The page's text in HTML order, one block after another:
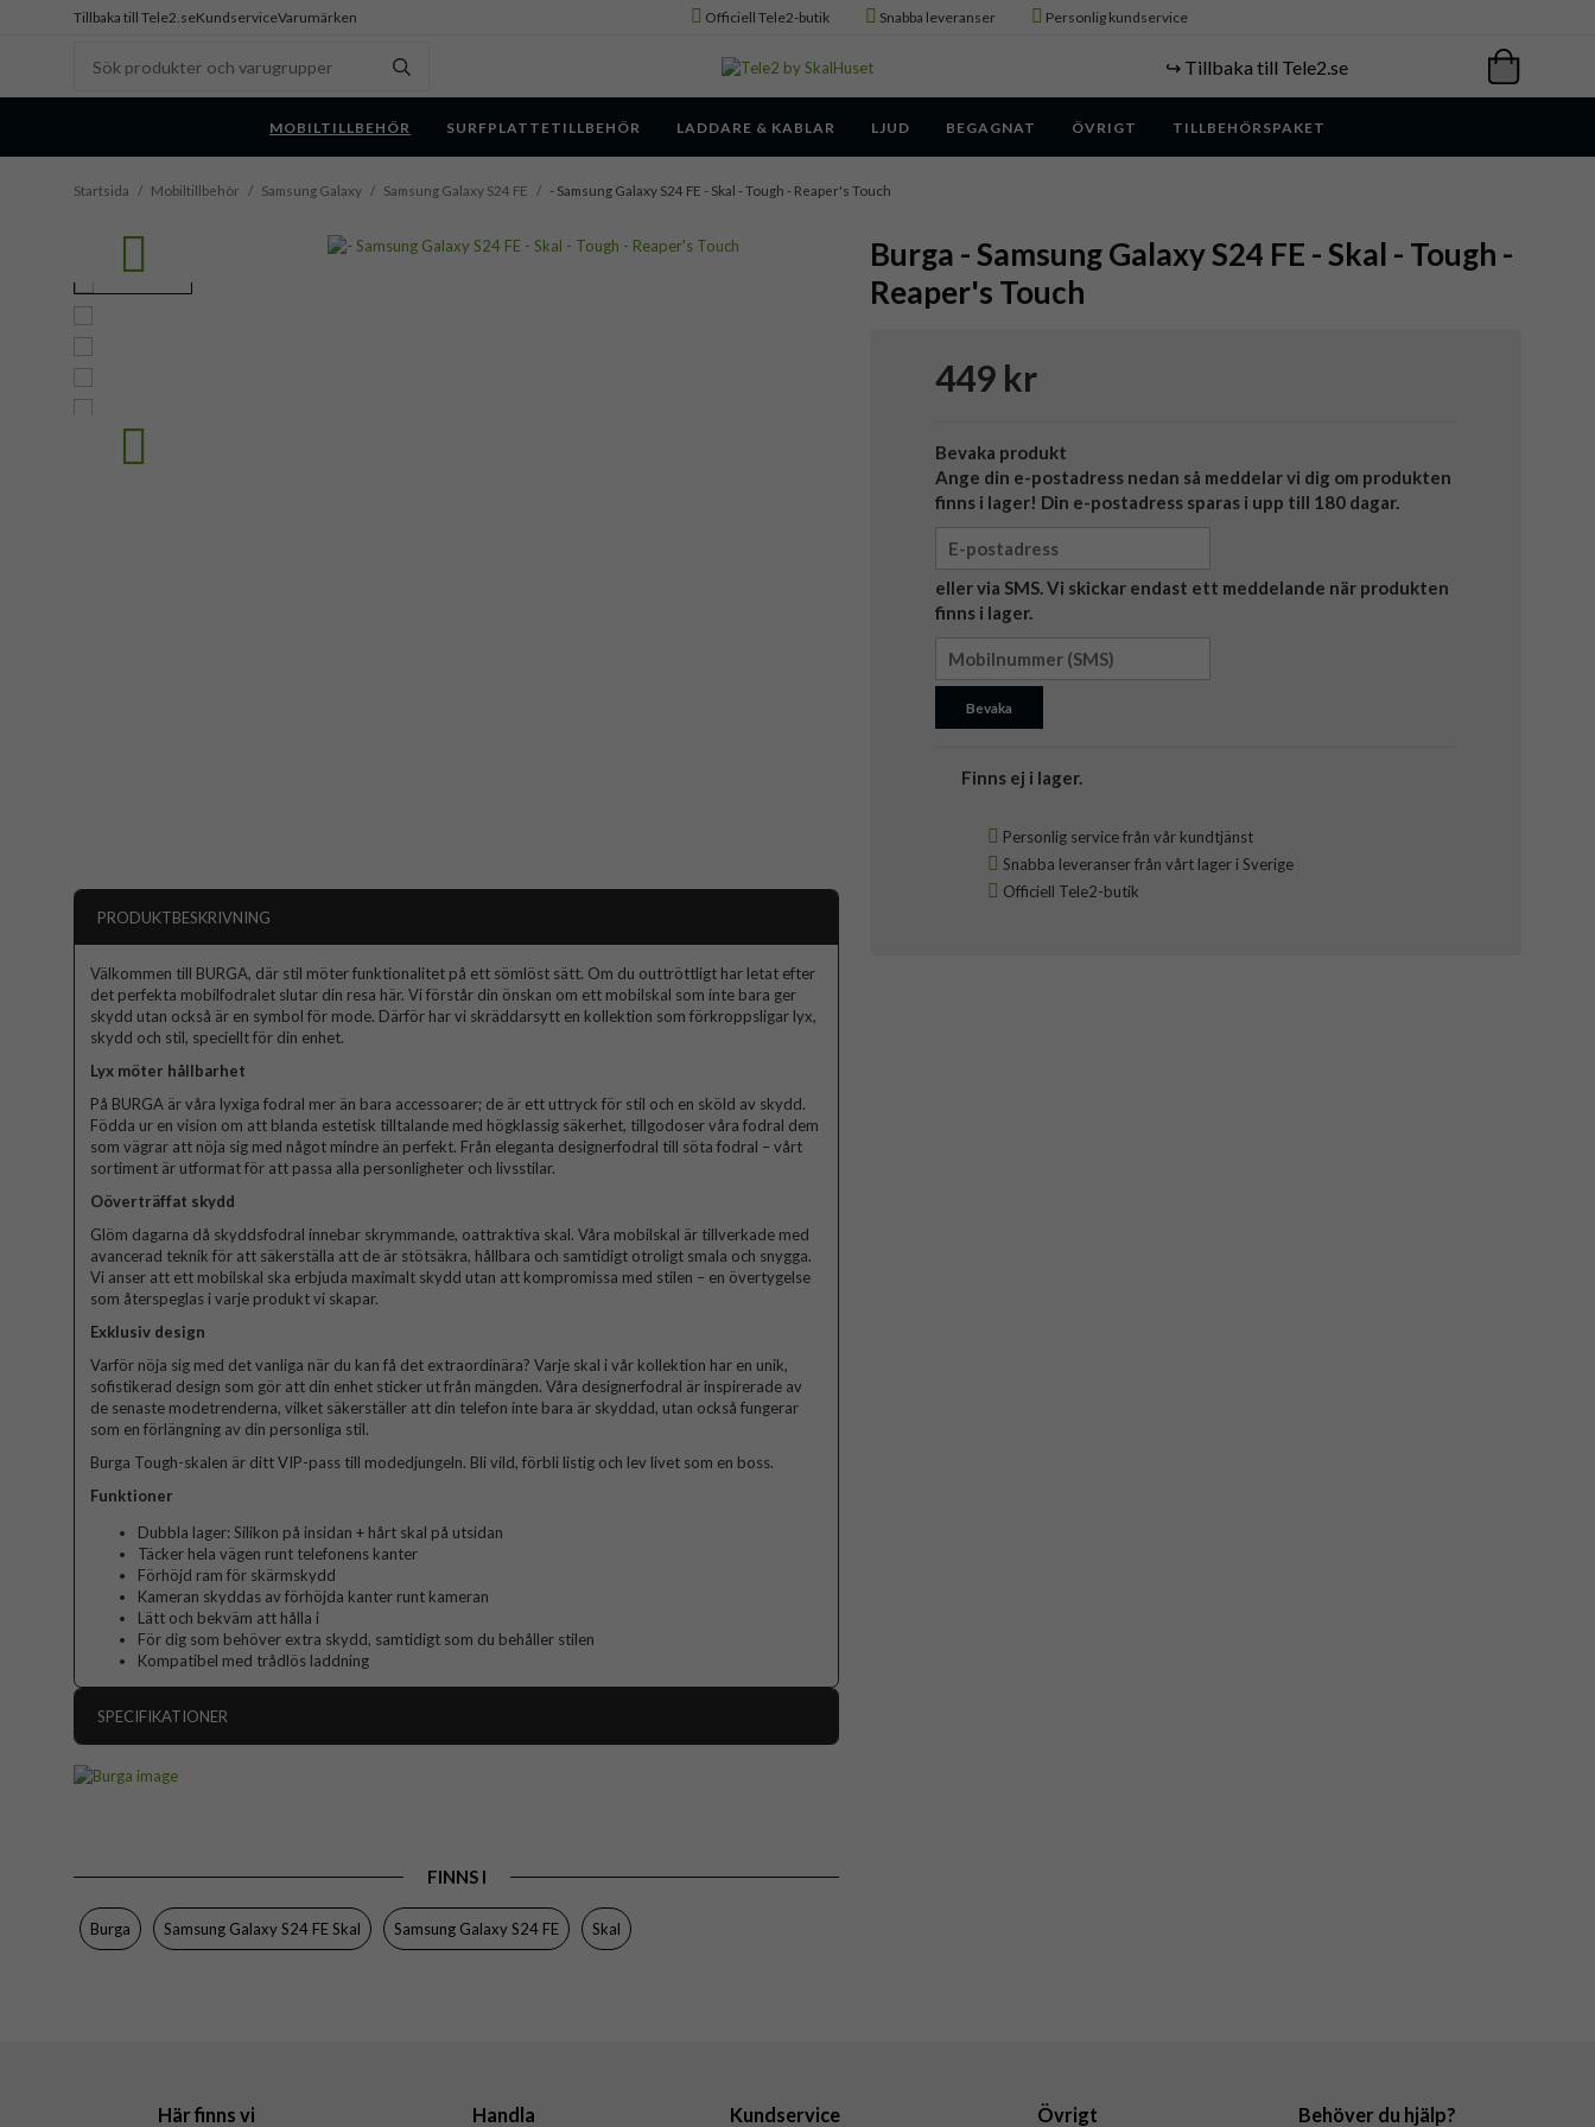
Tillbaka till Tele2.seKundserviceVarumärken Officiell Tele2-butik Snabba leveranser Personlig kundservice
↪️ Tillbaka till Tele2.se
MOBILTILLBEHÖR SURFPLATTETILLBEHÖR LADDARE & KABLAR LJUD BEGAGNAT ÖVRIGT TILLBEHÖRSPAKET
Startsida / Mobiltillbehör / Samsung Galaxy / Samsung Galaxy S24 FE / - Samsung Galaxy S24 FE - Skal - Tough - Reaper's Touch
Burga - Samsung Galaxy S24 FE - Skal - Tough -
Reaper's Touch
449 kr
Bevaka produkt
Ange din e-postadress nedan så meddelar vi dig om produkten
finns i lager! Din e-postadress sparas i upp till 180 dagar.
eller via SMS. Vi skickar endast ett meddelande när produkten
finns i lager.
Bevaka
Finns ej i lager.
Personlig service från vår kundtjänst
Snabba leveranser från vårt lager i Sverige
Officiell Tele2-butik
PRODUKTBESKRIVNING
Välkommen till BURGA, där stil möter funktionalitet på ett sömlöst sätt. Om du outtröttligt har letat efter
det perfekta mobilfodralet slutar din resa här. Vi förstår din önskan om ett mobilskal som inte bara ger
skydd utan också är en symbol för mode. Därför har vi skräddarsytt en kollektion som förkroppsligar lyx,
skydd och stil, speciellt för din enhet.
Lyx möter hållbarhet
På BURGA är våra lyxiga fodral mer än bara accessoarer; de är ett uttryck för stil och en sköld av skydd.
Födda ur en vision om att blanda estetisk tilltalande med högklassig säkerhet, tillgodoser våra fodral dem
som vägrar att nöja sig med något mindre än perfekt. Från eleganta designerfodral till söta fodral – vårt
sortiment är utformat för att passa alla personligheter och livsstilar.
Oöverträffat skydd
Glöm dagarna då skyddsfodral innebar skrymmande, oattraktiva skal. Våra mobilskal är tillverkade med
avancerad teknik för att säkerställa att de är stötsäkra, hållbara och samtidigt otroligt smala och snygga.
Vi anser att ett mobilskal ska erbjuda maximalt skydd utan att kompromissa med stilen – en övertygelse
som återspeglas i varje produkt vi skapar.
Exklusiv design
Varför nöja sig med det vanliga när du kan få det extraordinära? Varje skal i vår kollektion har en unik,
sofistikerad design som gör att din enhet sticker ut från mängden. Våra designerfodral är inspirerade av
de senaste modetrenderna, vilket säkerställer att din telefon inte bara är skyddad, utan också fungerar
som en förlängning av din personliga stil.
Burga Tough-skalen är ditt VIP-pass till modedjungeln. Bli vild, förbli listig och lev livet som en boss.
Funktioner
Dubbla lager: Silikon på insidan + hårt skal på utsidan
Täcker hela vägen runt telefonens kanter
Förhöjd ram för skärmskydd
Kameran skyddas av förhöjda kanter runt kameran
Lätt och bekväm att hålla i
För dig som behöver extra skydd, samtidigt som du behåller stilen
Kompatibel med trådlös laddning
SPECIFIKATIONER
Färg
Flerfärgad
Material
Hårdplast (PC), Mjukplast (TPU)
Varumärke
FINNS I
Burga Samsung Galaxy S24 FE Skal Samsung Galaxy S24 FE Skal
Här finns vi Handla Kundservice Övrigt Behöver du hjälp?